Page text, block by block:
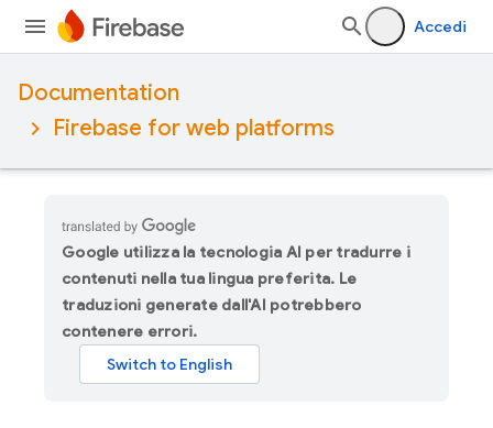
Accedi
Documentation
Firebase for web platforms
Google utilizza la tecnologia AI per tradurre i
contenuti nella tua lingua preferita. Le
traduzioni generate dall'AI potrebbero
contenere errori.